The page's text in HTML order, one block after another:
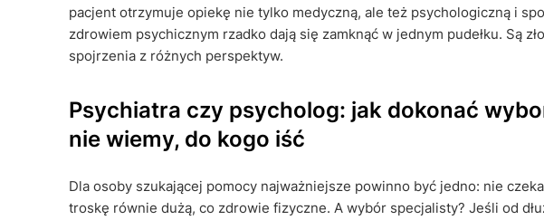
pacjent otrzymuje opiekę nie tylko medyczną, ale też psychologiczną i
zdrowiem psychicznym rzadko dają się zamknąć w jednym pudełku. Są
spojrzenia z różnych perspektyw.
Psychiatra czy psycholog: jak dokonać
nie wiemy, do kogo iść
Dla osoby szukającej pomocy najważniejsze powinno być jedno: nie
troskę równie dużą, co zdrowie fizyczne. A wybór specjalisty? Jeśli od